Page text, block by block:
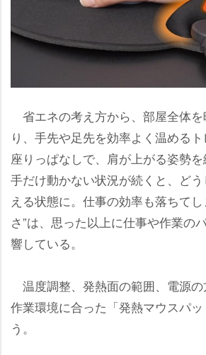
省エネの考え方から、部屋全体を
り、手先や足先を効率よく温めるト
座りっぱなしで、肩が上がる姿勢
手だけ動かない状況が続くと、ど
える状態に。仕事の効率も落ちて
さ”は、思った以上に仕事や作業の
響している。
温度調整、発熱面の範囲、電源
作業環境に合った「発熱マウスパ
う。